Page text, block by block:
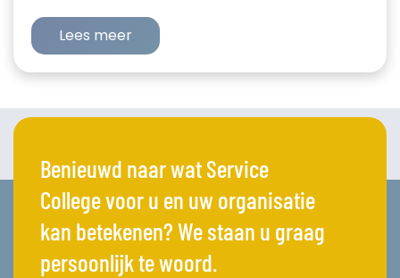
Lees meer
Benieuwd naar wat Service
College voor u en uw organisatie
kan betekenen? We staan u graag
persoonlijk te woord.